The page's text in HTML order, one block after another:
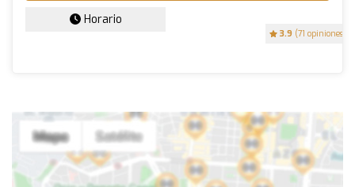
3.9 (71 opiniones)
Horario